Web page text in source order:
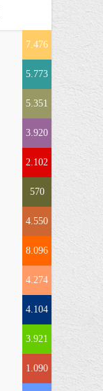
7.476
5.773
5.351
3.920
2.102
570
4.550
8.096
4.274
4.104
3.921
1.090